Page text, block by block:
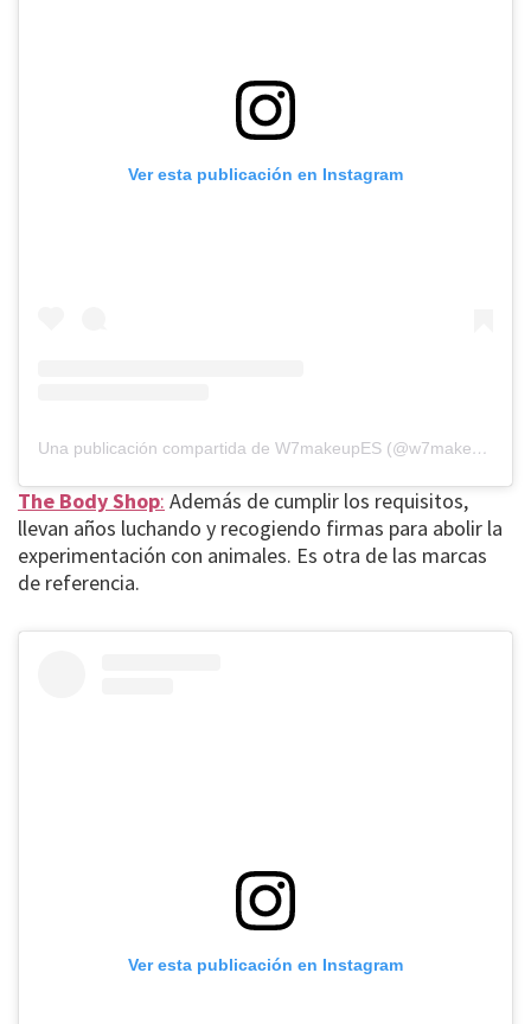
Ver esta publicación en Instagram
Una publicación compartida de W7makeupES (@w7makeupes)
The Body Shop: Además de cumplir los requisitos,
llevan años luchando y recogiendo firmas para abolir la
experimentación con animales. Es otra de las marcas
de referencia.
Ver esta publicación en Instagram